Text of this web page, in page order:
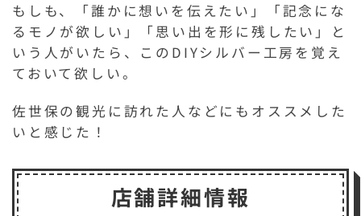
もしも、「誰かに想いを伝えたい」「記念にな
るモノが欲しい」「思い出を形に残したい」と
いう人がいたら、このDIYシルバー工房を覚え
ておいて欲しい。
佐世保の観光に訪れた人などにもオススメした
いと感じた！
店舗詳細情報